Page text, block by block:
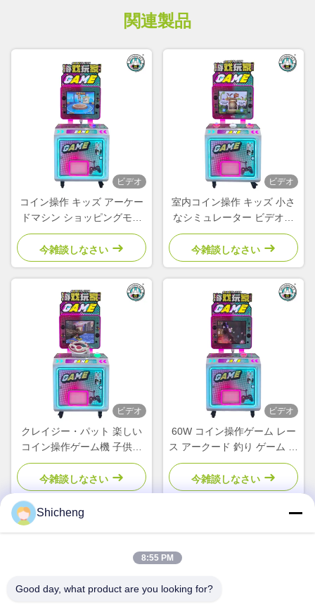
関連製品
ビデオ
コイン操作 キッズ アーケー
ドマシン ショッピングモー
ル 公園 旅行 パズルマシン
今雑談しなさい
ビデオ
室内コイン操作 キッズ 小さ
なシミュレーター ビデオシ
ューティング アーケードゲ
ーム
今雑談しなさい
ビデオ
クレイジー・パット 楽しい
コイン操作ゲーム機 子供の
ビデオゲーム機
今雑談しなさい
ビデオ
60W コイン操作ゲーム レー
ス アークード 釣り ゲーム バ
イク ゲーム
今雑談しなさい
クイックコンタクト
アドレス
Shicheng
8:55 PM
Good day, what product are you looking for?